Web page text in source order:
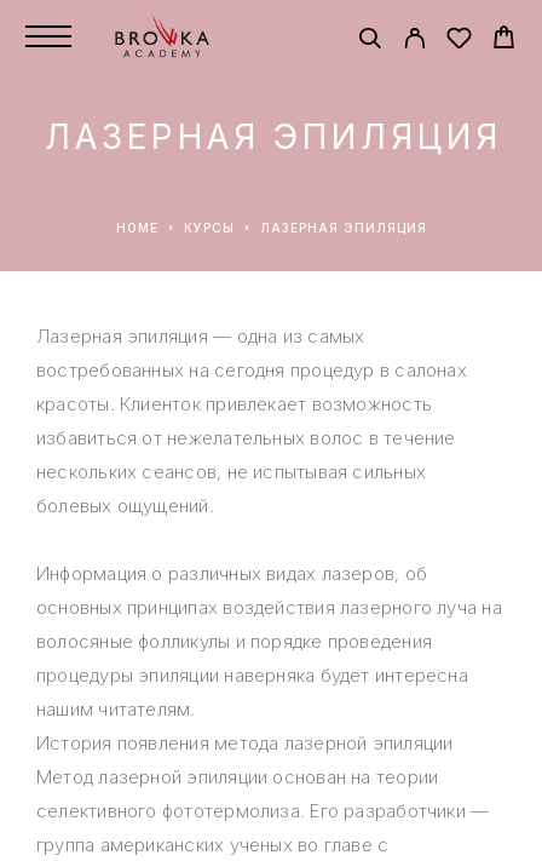
ЛАЗЕРНАЯ ЭПИЛЯЦИЯ
HOME КУРСЫ ЛАЗЕРНАЯ ЭПИЛЯЦИЯ
Лазерная эпиляция — одна из самых
востребованных на сегодня процедур в салонах
красоты. Клиенток привлекает возможность
избавиться от нежелательных волос в течение
нескольких сеансов, не испытывая сильных
болевых ощущений.
Информация о различных видах лазеров, об
основных принципах воздействия лазерного луча на
волосяные фолликулы и порядке проведения
процедуры эпиляции наверняка будет интересна
нашим читателям.
История появления метода лазерной эпиляции
Метод лазерной эпиляции основан на теории
селективного фототермолиза. Его разработчики —
группа американских ученых во главе с